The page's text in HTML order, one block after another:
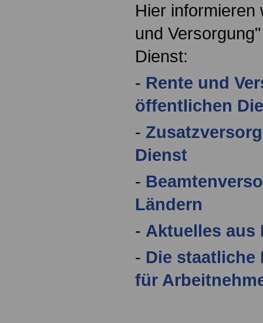
Hier informieren
und
Dienst:
- Rente und
öffentlichen
-
Dienst
-
Ländern
- Aktuelles aus
- Die staatliche
für